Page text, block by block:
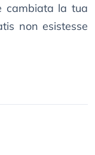
cambiata la tua
non esistesse